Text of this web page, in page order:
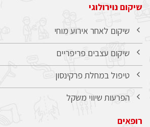
שיקום נוירולוגי
שיקום לאחר אירוע מוחי
שיקום עצבים פריפריים
טיפול במחלת פרקינסון
הפרעות שיווי משקל
רופאים